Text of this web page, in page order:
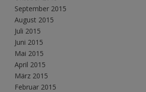
September 2015
August 2015
Juli 2015
Juni 2015
Mai 2015
April 2015
März 2015
Februar 2015